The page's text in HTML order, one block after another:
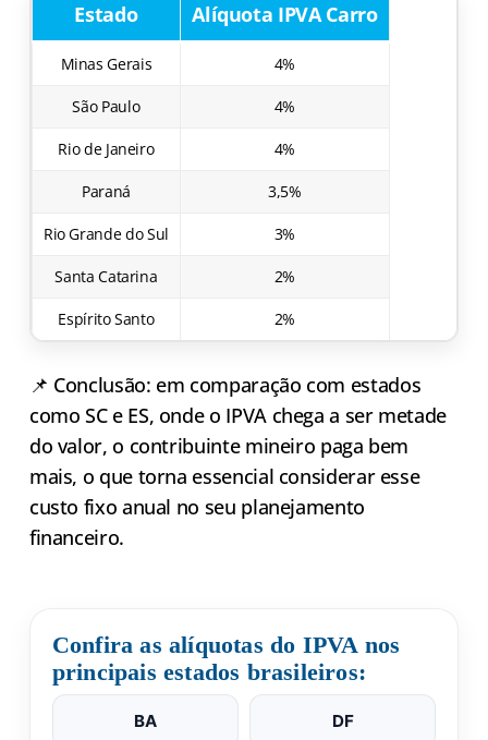
Estado Alíquota IPVA Carro
Minas Gerais 4%
São Paulo 4%
Rio de Janeiro 4%
Paraná 3,5%
Rio Grande do Sul 3%
Santa Catarina 2%
Espírito Santo 2%
📌 Conclusão: em comparação com estados
como SC e ES, onde o IPVA chega a ser metade
do valor, o contribuinte mineiro paga bem
mais, o que torna essencial considerar esse
custo fixo anual no seu planejamento
financeiro.
Confira as alíquotas do IPVA nos
principais estados brasileiros:
BA DF